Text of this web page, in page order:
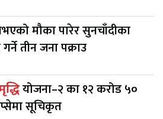
मौका पारेर सुनचाँदीका
तीन जना पक्राउ
योजना–२ का १२ करोड ५०
सूचिकृत